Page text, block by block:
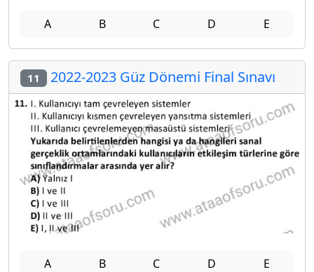
A B C D E
11 2022-2023 Güz Dönemi Final Sınavı
A B C D E